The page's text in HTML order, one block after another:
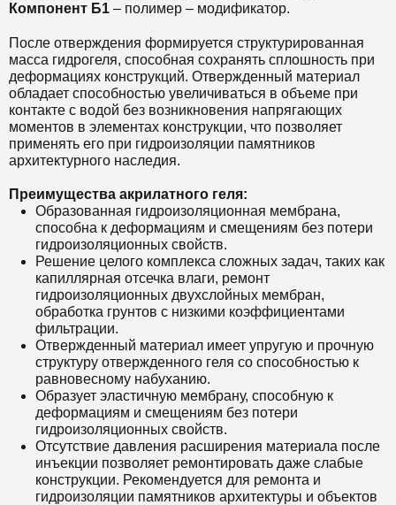
Компонент Б1 – полимер – модификатор.
После отверждения формируется структурированная
масса гидрогеля, способная сохранять сплошность при
деформациях конструкций. Отвержденный материал
обладает способностью увеличиваться в объеме при
контакте с водой без возникновения напрягающих
моментов в элементах конструкции, что позволяет
применять его при гидроизоляции памятников
архитектурного наследия.
Преимущества акрилатного геля:
Образованная гидроизоляционная мембрана,
способна к деформациям и смещениям без потери
гидроизоляционных свойств.
Решение целого комплекса сложных задач, таких как
капиллярная отсечка влаги, ремонт
гидроизоляционных двухслойных мембран,
обработка грунтов с низкими коэффициентами
фильтрации.
Отвержденный материал имеет упругую и прочную
структуру отвержденного геля со способностью к
равновесному набуханию.
Образует эластичную мембрану, способную к
деформациям и смещениям без потери
гидроизоляционных свойств.
Отсутствие давления расширения материала после
инъекции позволяет ремонтировать даже слабые
конструкции. Рекомендуется для ремонта и
гидроизоляции памятников архитектуры и объектов